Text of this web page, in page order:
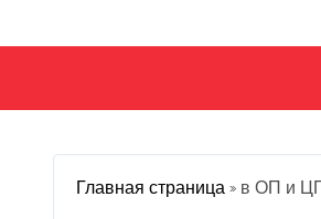
Главная страница » в ОП и